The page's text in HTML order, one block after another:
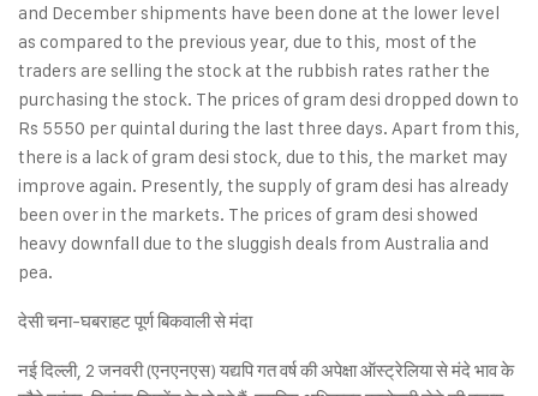
and December shipments have been done at the lower level
as compared to the previous year, due to this, most of the
traders are selling the stock at the rubbish rates rather the
purchasing the stock. The prices of gram desi dropped down to
Rs 5550 per quintal during the last three days. Apart from this,
there is a lack of gram desi stock, due to this, the market may
improve again. Presently, the supply of gram desi has already
been over in the markets. The prices of gram desi showed
heavy downfall due to the sluggish deals from Australia and
pea.
देसी चना-घबराहट पूर्ण बिकवाली से मंदा
नई दिल्ली, 2 जनवरी (एनएनएस) यद्यपि गत वर्ष की अपेक्षा ऑस्ट्रेलिया से मंदे भाव के